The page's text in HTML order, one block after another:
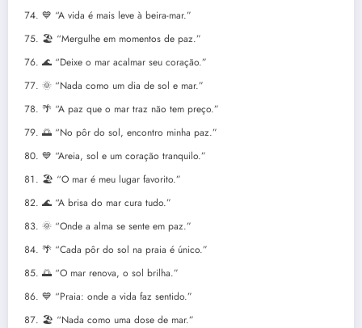
💙 “A vida é mais leve à beira-mar.”
🏖️ “Mergulhe em momentos de paz.”
🌊 “Deixe o mar acalmar seu coração.”
🌞 “Nada como um dia de sol e mar.”
🌴 “A paz que o mar traz não tem preço.”
🌅 “No pôr do sol, encontro minha paz.”
💙 “Areia, sol e um coração tranquilo.”
🏖️ “O mar é meu lugar favorito.”
🌊 “A brisa do mar cura tudo.”
🌞 “Onde a alma se sente em paz.”
🌴 “Cada pôr do sol na praia é único.”
🌅 “O mar renova, o sol brilha.”
💙 “Praia: onde a vida faz sentido.”
🏖️ “Nada como uma dose de mar.”